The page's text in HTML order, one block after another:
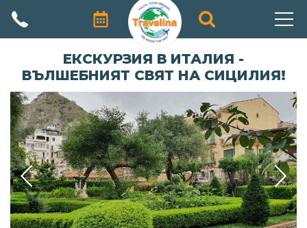
АВТОРСКИ ПРОГРАМИ
ПРОМОЦИИ
ПОЧИВКИ
ЕКЗОТИЧНИ ПЪТУВАНИЯ
ЕКСКУРЗИИ
ПРАЗНИЦИ
ЕКСКУРЗИЯ В ИТАЛИЯ -
ВЪЛШЕБНИЯТ СВЯТ НА СИЦИЛИЯ!